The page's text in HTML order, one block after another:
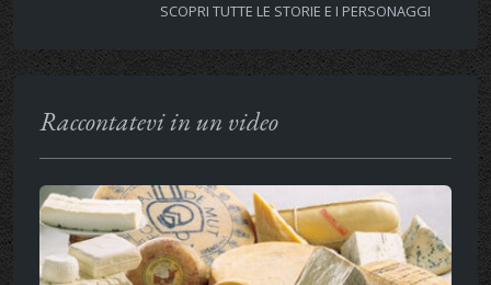
SCOPRI TUTTE LE STORIE E I PERSONAGGI
Raccontatevi in un video